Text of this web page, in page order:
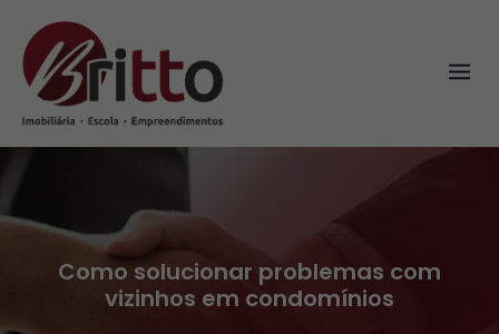
content
Como solucionar problemas com
vizinhos em condomínios